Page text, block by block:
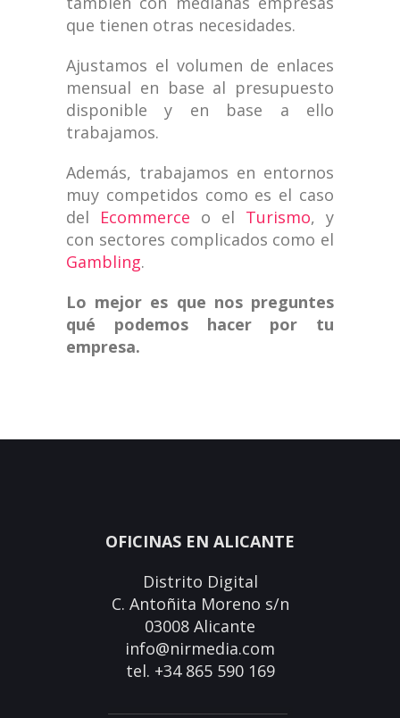
que tienen otras necesidades.
Ajustamos el volumen de enlaces
mensual en base al presupuesto
disponible y en base a ello
trabajamos.
Además, trabajamos en entornos
muy competidos como es el caso
del Ecommerce o el Turismo, y
con sectores complicados como el
Gambling.
Lo mejor es que nos preguntes
qué podemos hacer por tu
empresa.
OFICINAS EN ALICANTE
Distrito Digital
C. Antoñita Moreno s/n
03008 Alicante
info@nirmedia.com
tel. +34 865 590 169